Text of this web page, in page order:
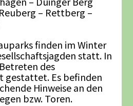
– Rettberg –
finden im Winter
statt. In
des
gestattet. Es befinden
Hinweise an den
bzw. Toren.